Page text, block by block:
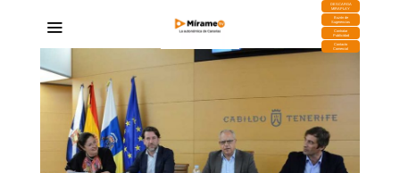
DESCARGA
MIRAPLAY
Buzón de
Sugerencias
Contratar
Publicidad
Contacto
Comercial